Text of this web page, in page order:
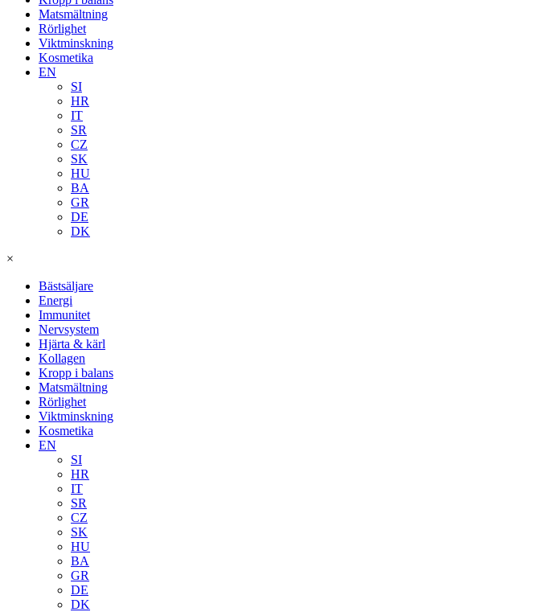
Matsmältning
Rörlighet
Viktminskning
Kosmetika
EN
SI
HR
IT
SR
CZ
SK
HU
BA
GR
DE
DK
×
Bästsäljare
Energi
Immunitet
Nervsystem
Hjärta & kärl
Kollagen
Kropp i balans
Matsmältning
Rörlighet
Viktminskning
Kosmetika
EN
SI
HR
IT
SR
CZ
SK
HU
BA
GR
DE
DK